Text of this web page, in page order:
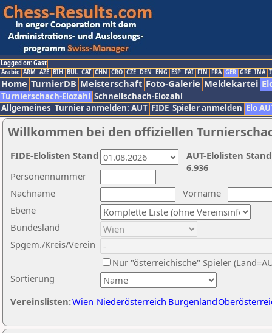
Logged on: Gast
Arabic ARM AZE BIH BUL CAT CHN CRO CZE DEN ENG ESP FAI FIN FRA GER GRE INA
Home TurnierDB Meisterschaft Foto-Galerie Meldekartei
Turnierschach-Elozahl Schnellschach-Elozahl
Allgemeines Turnier anmelden: AUT FIDE Spieler anmelden Elo
Willkommen bei den offiziellen
Nachname
Vorname
Ebene
Sortierung
Personennummer
Bundesland
Spgem./Kreis/Verein
Nur "österreichische" Spieler
Vereinslisten:Wien Niederösterreich Burgenland
AUT-Elolisten
6.936
FIDE-Elolisten Stand